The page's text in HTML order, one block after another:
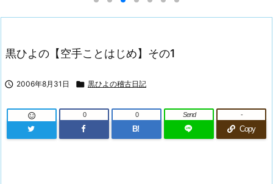
黒ひよの【空手ことはじめ】その1
 2006年8月31日  黒ひよの稽古日記
 0
B!
0 Send
Copy
-